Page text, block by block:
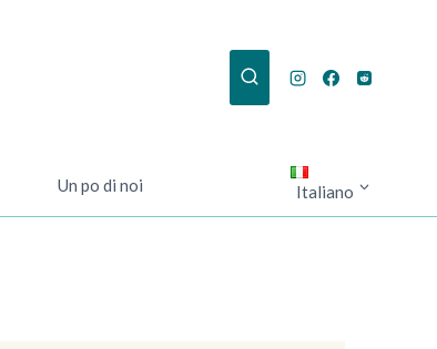
Un po di noi Italiano